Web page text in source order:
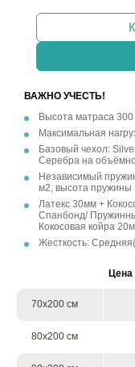
ВАЖНО УЧЕСТЬ!
Высота матраса
Максимальная
Базовый чехол:
Серебра на
Независимый
м2, высота пружины
Латекс 30мм +
Спанбонд/
Кокосовая койра
Жесткость:
Цена
70х200 см
80х200 см